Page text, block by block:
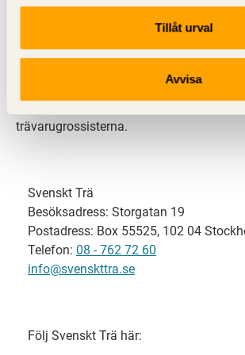
Tillåt urval
Avvisa
Svenskt Trä representerar svensk
och är en del av branschorganisationen
svensk limträ-, KL-trä- och
trävarugrossisterna.
Svenskt Trä
Besöksadress: Storgatan 19
Postadress: Box 55525, 102 04
Telefon: 08 - 762 72 60
info@svenskttra.se
Följ Svenskt Trä här: